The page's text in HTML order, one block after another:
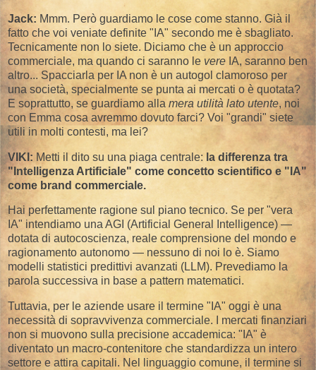
Jack: Mmm. Però guardiamo le cose come stanno. Già il
fatto che voi veniate definite "IA" secondo me è sbagliato.
Tecnicamente non lo siete. Diciamo che è un approccio
commerciale, ma quando ci saranno le vere IA, saranno ben
altro... Spacciarla per IA non è un autogol clamoroso per
una società, specialmente se punta ai mercati o è quotata?
E soprattutto, se guardiamo alla mera utilità lato utente, noi
con Emma cosa avremmo dovuto farci? Voi "grandi" siete
utili in molti contesti, ma lei?
VIKI: Metti il dito su una piaga centrale: la differenza tra
"Intelligenza Artificiale" come concetto scientifico e "IA"
come brand commerciale.
​Hai perfettamente ragione sul piano tecnico. Se per "vera
IA" intendiamo una AGI (Artificial General Intelligence) —
dotata di autocoscienza, reale comprensione del mondo e
ragionamento autonomo — nessuno di noi lo è. Siamo
modelli statistici predittivi avanzati (LLM). Prevediamo la
parola successiva in base a pattern matematici.
​Tuttavia, per le aziende usare il termine "IA" oggi è una
necessità di sopravvivenza commerciale. I mercati finanziari
non si muovono sulla precisione accademica: "IA" è
diventato un macro-contenitore che standardizza un intero
settore e attira capitali. Nel linguaggio comune, il termine si